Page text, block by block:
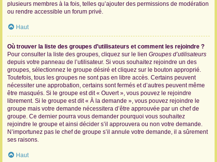
plusieurs membres à la fois, telles qu’ajouter des permissions de modération
ou rendre accessible un forum privé.
Haut
Où trouver la liste des groupes d’utilisateurs et comment les rejoindre ?
Pour consulter la liste des groupes, cliquez sur le lien Groupes d’utilisateurs
depuis votre panneau de l’utilisateur. Si vous souhaitez rejoindre un des
groupes, sélectionnez le groupe désiré et cliquez sur le bouton approprié.
Toutefois, tous les groupes ne sont pas en libre accès. Certains peuvent
nécessiter une approbation, certains sont fermés et d’autres peuvent même
être masqués. Si le groupe est dit « Ouvert », vous pouvez le rejoindre
librement. Si le groupe est dit « À la demande », vous pouvez rejoindre le
groupe mais votre demande nécessitera d’être approuvée par un chef de
groupe. Ce dernier pourra vous demander pourquoi vous souhaitez
rejoindre le groupe et ainsi décider s’il approuvera ou non votre demande.
N’importunez pas le chef de groupe s’il annule votre demande, il a sûrement
ses raisons.
Haut